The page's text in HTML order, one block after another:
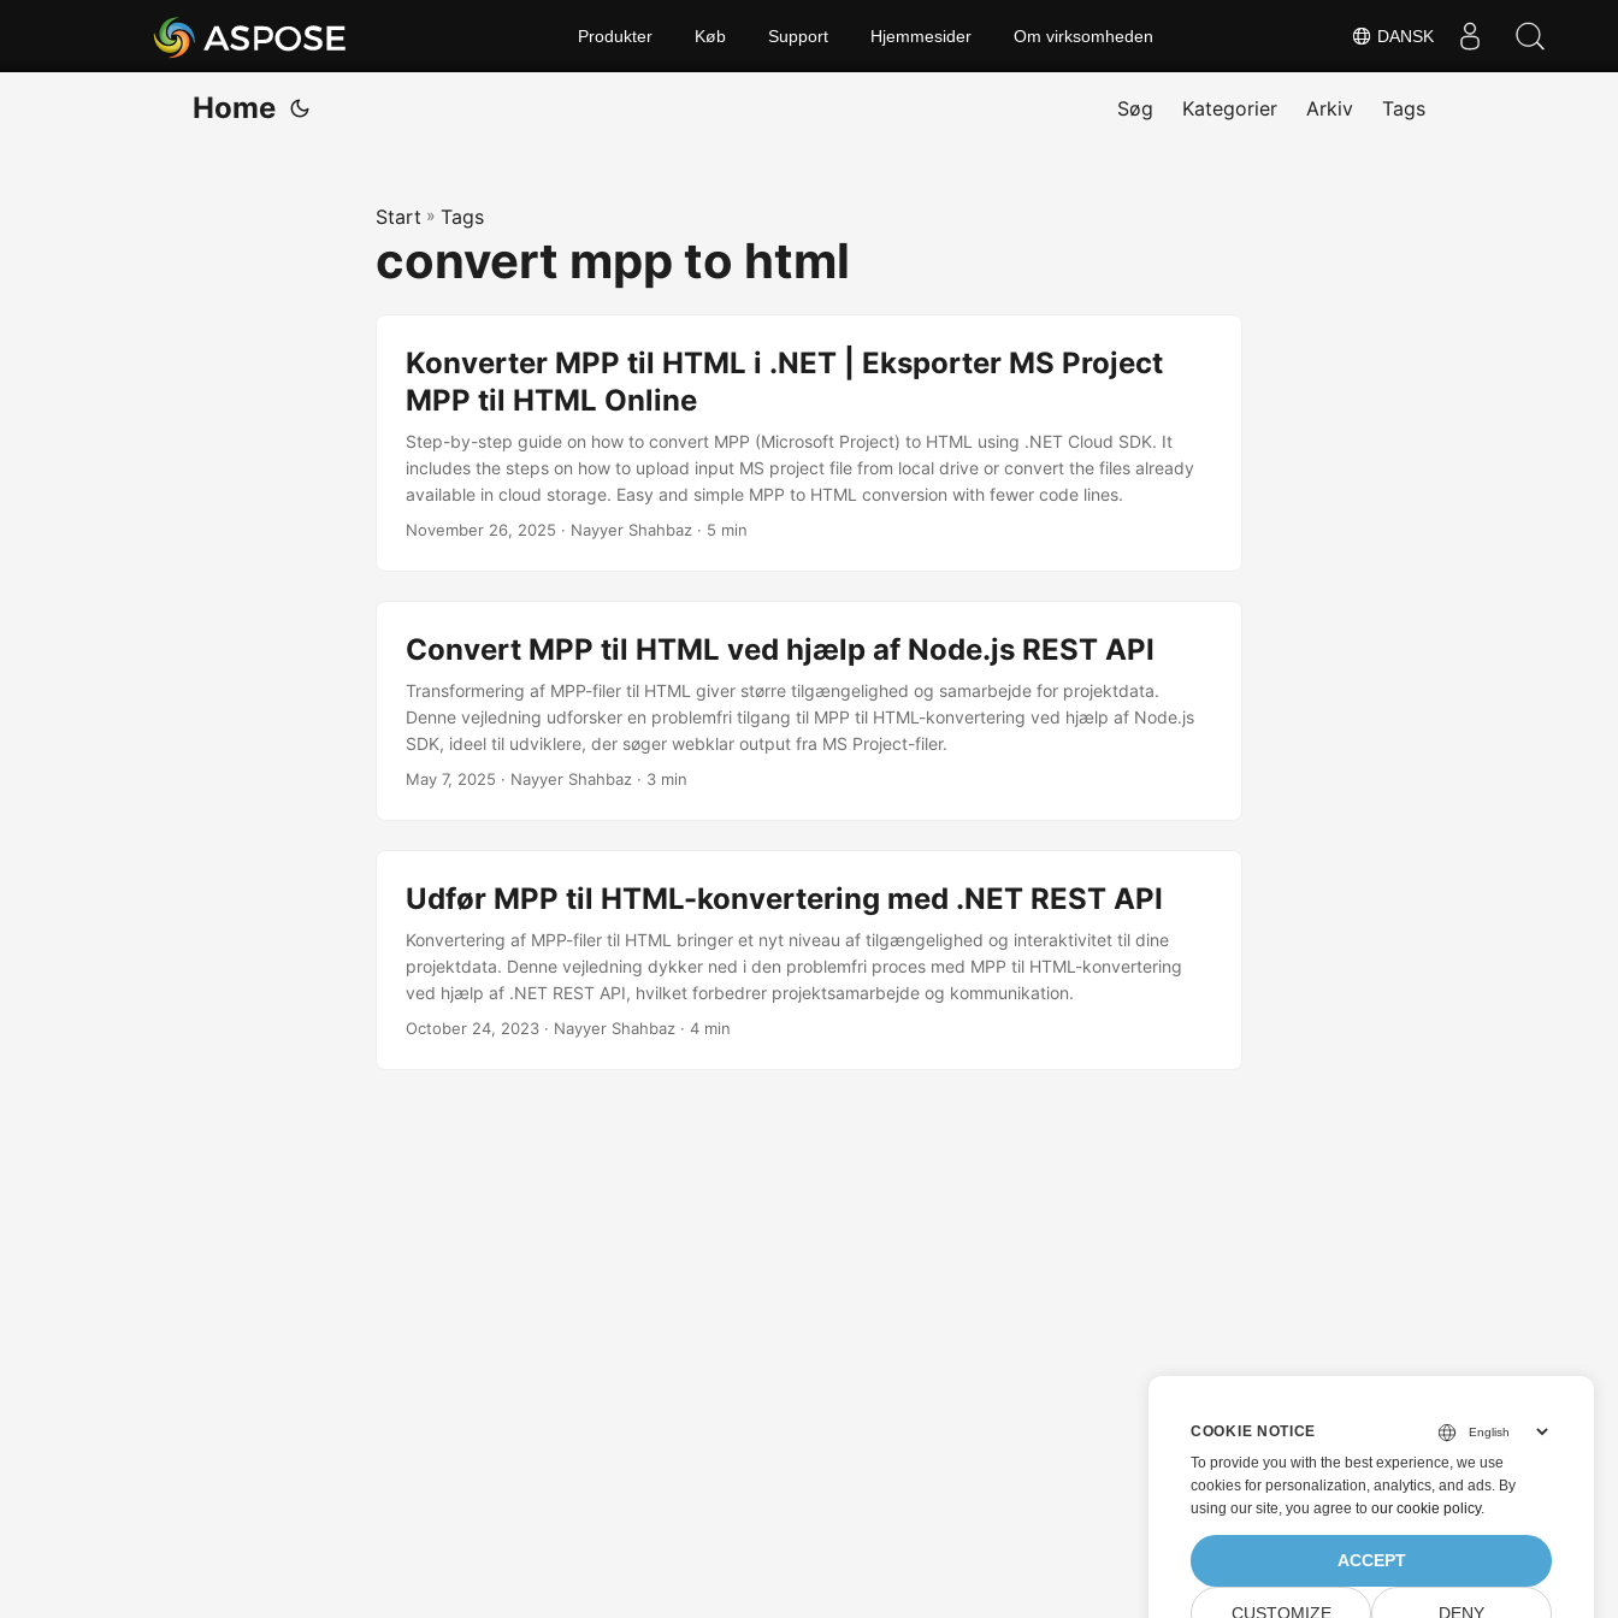
DANSK
Produkter Køb Support Hjemmesider Om virksomheden
Home Søg Kategorier Arkiv Tags
Start » Tags
convert mpp to html
Konverter MPP til HTML i .NET | Eksporter MS Project
MPP til HTML Online
Step-by-step guide on how to convert MPP (Microsoft Project) to HTML using .NET Cloud SDK. It
includes the steps on how to upload input MS project file from local drive or convert the files already
available in cloud storage. Easy and simple MPP to HTML conversion with fewer code lines.
November 26, 2025 · Nayyer Shahbaz · 5 min
Convert MPP til HTML ved hjælp af Node.js REST API
Transformering af MPP-filer til HTML giver større tilgængelighed og samarbejde for projektdata.
Denne vejledning udforsker en problemfri tilgang til MPP til HTML-konvertering ved hjælp af Node.js
SDK, ideel til udviklere, der søger webklar output fra MS Project-filer.
May 7, 2025 · Nayyer Shahbaz · 3 min
Udfør MPP til HTML-konvertering med .NET REST API
Konvertering af MPP-filer til HTML bringer et nyt niveau af tilgængelighed og interaktivitet til dine
projektdata. Denne vejledning dykker ned i den problemfri proces med MPP til HTML-konvertering
ved hjælp af .NET REST API, hvilket forbedrer projektsamarbejde og kommunikation.
October 24, 2023 · Nayyer Shahbaz · 4 min
COOKIE NOTICE
To provide you with the best experience, we use
cookies for personalization, analytics, and ads. By
using our site, you agree to our cookie policy.
ACCEPT
CUSTOMIZE DENY